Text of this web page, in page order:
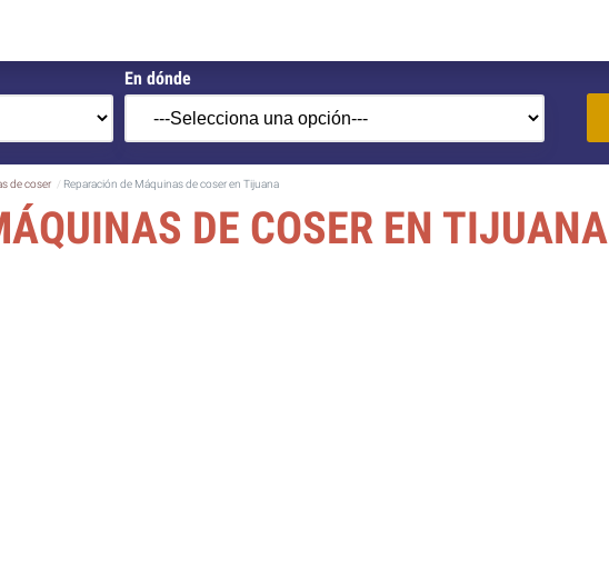
En dónde
de coser Reparación de Máquinas de coser en Tijuana
DE COSER EN TIJUANA